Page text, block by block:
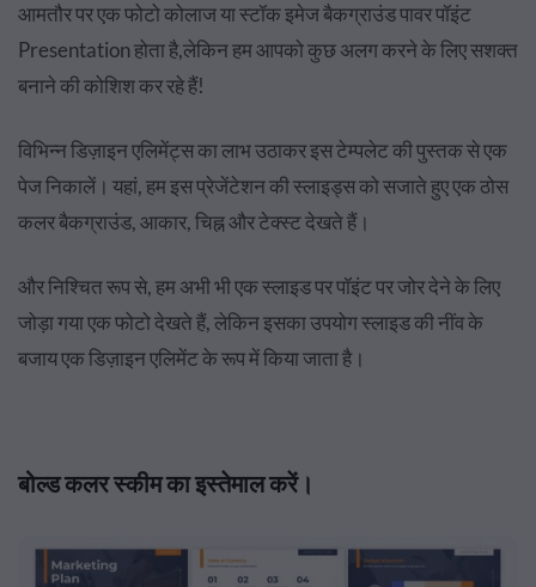
आमतौर पर एक फोटो कोलाज या स्टॉक इमेज बैकग्राउंड पावर पॉइंट
Presentation होता है,लेकिन हम आपको कुछ अलग करने के लिए सशक्त
बनाने की कोशिश कर रहे हैं!
विभिन्न डिज़ाइन एलिमेंट्स का लाभ उठाकर इस टेम्पलेट की पुस्तक से एक
पेज निकालें। यहां, हम इस प्रेजेंटेशन की स्लाइड्स को सजाते हुए एक ठोस
कलर बैकग्राउंड, आकार, चिह्न और टेक्स्ट देखते हैं।
और निश्चित रूप से, हम अभी भी एक स्लाइड पर पॉइंट पर जोर देने के लिए
जोड़ा गया एक फोटो देखते हैं, लेकिन इसका उपयोग स्लाइड की नींव के
बजाय एक डिज़ाइन एलिमेंट के रूप में किया जाता है।
बोल्ड कलर स्कीम का इस्तेमाल करें।